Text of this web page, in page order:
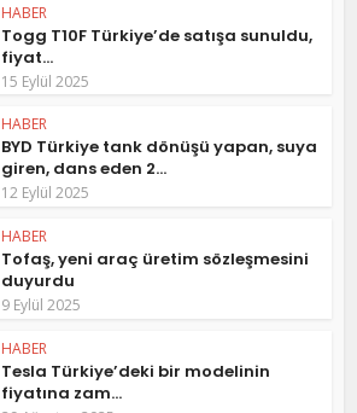
HABER
Togg T10F Türkiye’de satışa sunuldu,
fiyat...
15 Eylül 2025
HABER
BYD Türkiye tank dönüşü yapan, suya
giren, dans eden 2...
12 Eylül 2025
HABER
Tofaş, yeni araç üretim sözleşmesini
duyurdu
9 Eylül 2025
HABER
Tesla Türkiye’deki bir modelinin
fiyatına zam...